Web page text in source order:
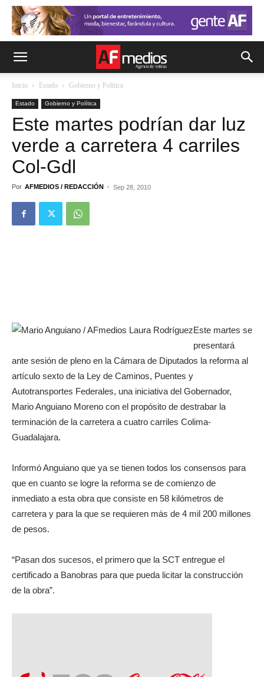
Inicio Estado Gobierno y Política
Estado Gobierno y Política
Este martes podrían dar luz
verde a carretera 4 carriles
Col-Gdl
Por AFMEDIOS / REDACCIÓN - Sep 28, 2010
Este martes se
presentará
ante sesión de pleno en la Cámara de Diputados la reforma al
artículo sexto de la Ley de Caminos, Puentes y
Autotransportes Federales, una iniciativa del Gobernador,
Mario Anguiano Moreno con el propósito de destrabar la
terminación de la carretera a cuatro carriles Colima-
Guadalajara.
Informó Anguiano que ya se tienen todos los consensos para
que en cuanto se logre la reforma se de comienzo de
inmediato a esta obra que consiste en 58 kilómetros de
carretera y para la que se requieren más de 4 mil 200 millones
de pesos.
“Pasan dos sucesos, el primero que la SCT entregue el
certificado a Banobras para que pueda licitar la construcción
de la obra”.